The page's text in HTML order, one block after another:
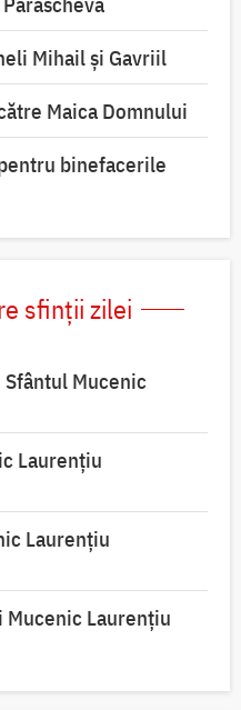
Mihail și Gavriil
Maica Domnului
binefacerile
sfinții zilei
Sfântul Mucenic
Laurențiu
Laurențiu
Mucenic Laurențiu